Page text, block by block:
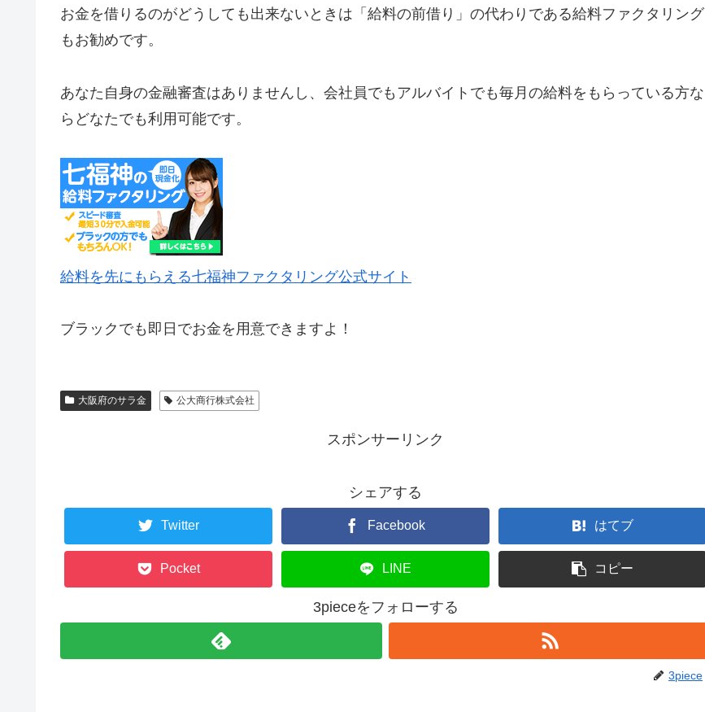
お金を借りるのがどうしても出来ないときは「給料の前借り」の代わりである給料ファクタリング
もお勧めです。
あなた自身の金融審査はありませんし、会社員でもアルバイトでも毎月の給料をもらっている方な
らどなたでも利用可能です。
給料を先にもらえる七福神ファクタリング公式サイト
ブラックでも即日でお金を用意できますよ！
大阪府のサラ金 公大商行株式会社
スポンサーリンク
シェアする
Twitter Facebook はてブ
Pocket LINE コピー
3pieceをフォローする
3piece